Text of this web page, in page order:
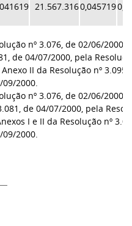
21.567.3160,045719
nº 3.076, de 02/06/2000,
de 04/07/2000, pela
II da Resolução nº 3.095,
09/2000.
nº 3.076, de 02/06/2000,
de 04/07/2000, pela
I e II da Resolução nº
09/2000.